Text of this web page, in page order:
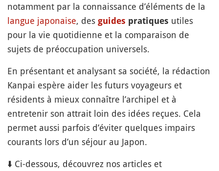
notamment par la connaissance d’éléments de la
langue japonaise, des guides pratiques utiles
pour la vie quotidienne et la comparaison de
sujets de préoccupation universels.
En présentant et analysant sa société, la rédaction
Kanpai espère aider les futurs voyageurs et
résidents à mieux connaître l’archipel et à
entretenir son attrait loin des idées reçues. Cela
permet aussi parfois d’éviter quelques impairs
courants lors d’un séjour au Japon.
⬇️ Ci-dessous, découvrez nos articles et